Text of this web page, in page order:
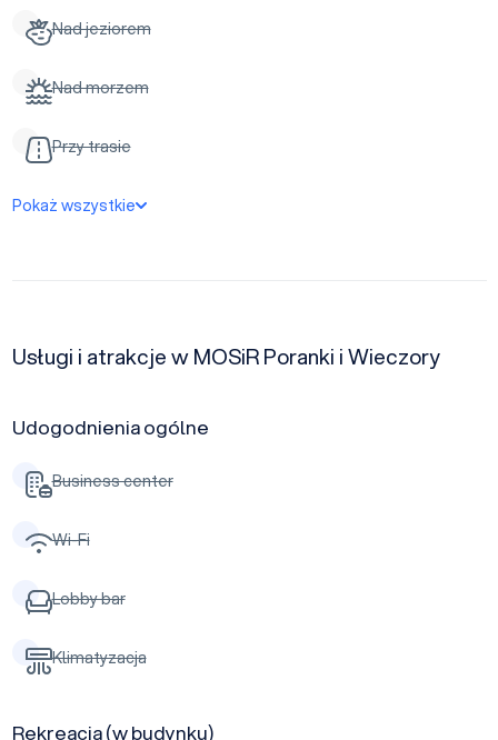
Nad jeziorem
Nad morzem
Przy trasie
Pokaż wszystkie
Usługi i atrakcje w MOSiR Poranki i Wieczory
Udogodnienia ogólne
Business center
Wi-Fi
Lobby bar
Klimatyzacja
Rekreacja (w budynku)